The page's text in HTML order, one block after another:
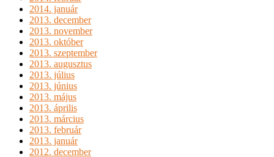
2014. január
2013. december
2013. november
2013. október
2013. szeptember
2013. augusztus
2013. július
2013. június
2013. május
2013. április
2013. március
2013. február
2013. január
2012. december